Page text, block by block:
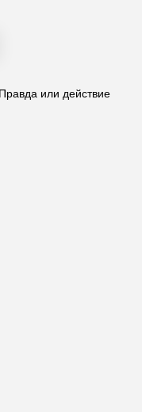
или действие